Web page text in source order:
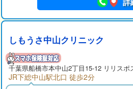
詳
しもうさ中山クリニック
千葉県船橋市本中山2丁目15-12 リリスポ
JR下総中山駅北口 徒歩2分